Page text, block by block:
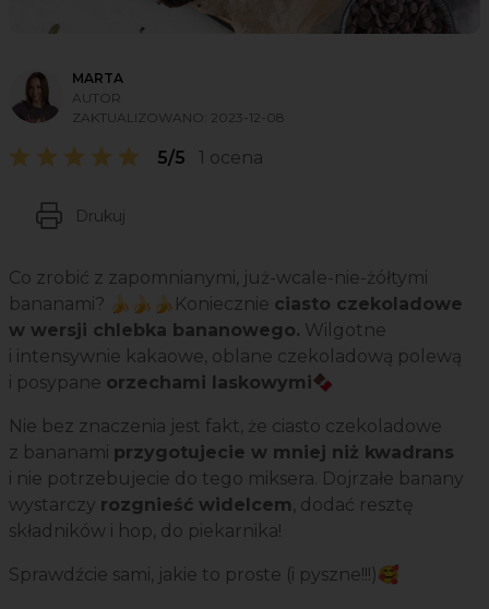
MARTA
AUTOR
ZAKTUALIZOWANO: 2023-12-08
5/5 1 ocena
Drukuj
Co zrobić z zapomnianymi, już-wcale-nie-żółtymi
bananami? 🍌🍌🍌Koniecznie ciasto czekoladowe
w wersji chlebka bananowego. Wilgotne
i intensywnie kakaowe, oblane czekoladową polewą
i posypane orzechami laskowymi🍫
Nie bez znaczenia jest fakt, że ciasto czekoladowe
z bananami przygotujecie w mniej niż kwadrans
i nie potrzebujecie do tego miksera. Dojrzałe banany
wystarczy rozgnieść widelcem, dodać resztę
składników i hop, do piekarnika!
Sprawdźcie sami, jakie to proste (i pyszne!!!)🥰